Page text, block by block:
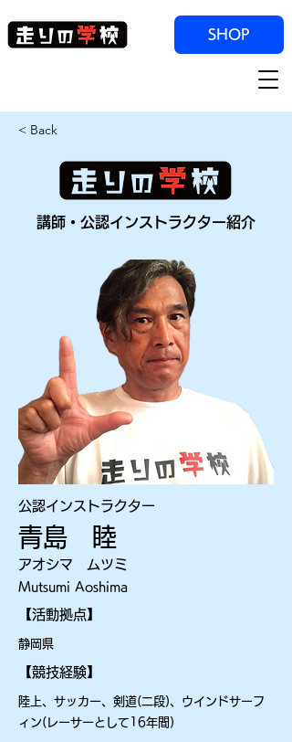
SHOP
< Back
講師・公認インストラクター紹介
公認インストラクター
青島 睦
アオシマ ムツミ
Mutsumi Aoshima
【活動拠点】
静岡県
【競技経験】
陸上、サッカー、剣道(二段)、ウインドサーフ
ィン(レーサーとして16年間)